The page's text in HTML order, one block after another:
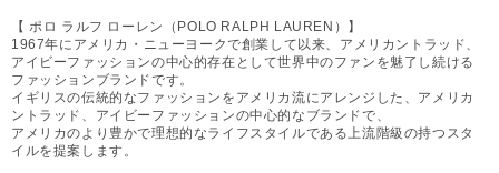
【 ポロ ラルフ ローレン（POLO RALPH LAUREN）】
1967年にアメリカ・ニューヨークで創業して以来、アメリカントラッド、
アイビーファッションの中心的存在として世界中のファンを魅了し続ける
ファッションブランドです。
イギリスの伝統的なファッションをアメリカ流にアレンジした、アメリカ
ントラッド、アイビーファッションの中心的なブランドで、
アメリカのより豊かで理想的なライフスタイルである上流階級の持つスタ
イルを提案します。